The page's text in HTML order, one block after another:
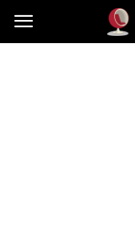
Dekoteria.pl